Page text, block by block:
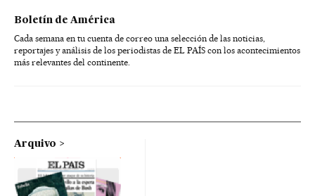
Boletín de América
Cada semana en tu cuenta de correo una selección de las noticias,
reportajes y análisis de los periodistas de EL PAÍS con los acontecimientos
más relevantes del continente.
Arquivo